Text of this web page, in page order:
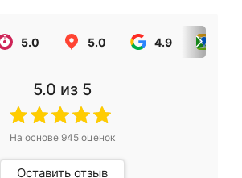
5.0 5.0 4.9
5.0 из 5
На основе 945оценок
Оставить отзыв